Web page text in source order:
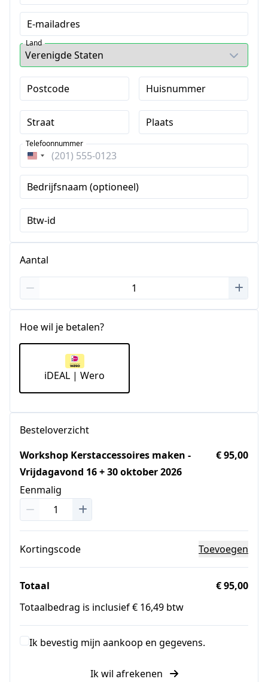
E-mailadres
Land
Postcode Huisnummer
Straat Plaats
Verenigde
Staten
+1
Telefoonnummer
Bedrijfsnaam (optioneel)
Btw-id
Aantal
Hoe wil je betalen?
iDEAL | Wero
Besteloverzicht
Workshop Kerstaccessoires maken -
Vrijdagavond 16 + 30 oktober 2026
Eenmalig
€ 95,00
Kortingscode Toevoegen
Totaal
€ 95,00
Totaalbedrag is inclusief € 16,49 btw
Ik bevestig mijn aankoop en gegevens.
Ik wil afrekenen